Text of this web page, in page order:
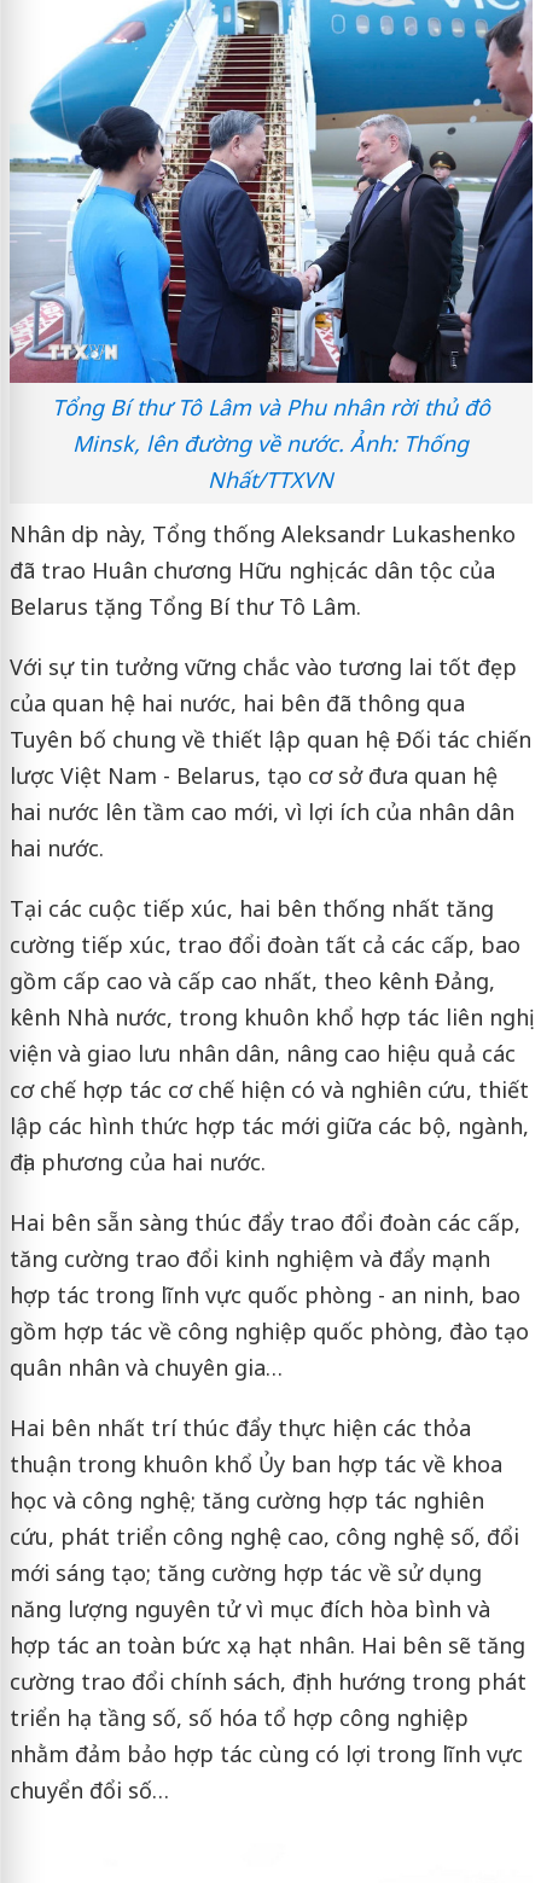
Tổng Bí thư Tô Lâm và Phu nhân rời thủ đô
Minsk, lên đường về nước. Ảnh: Thống
Nhất/TTXVN
Nhân dịp này, Tổng thống Aleksandr Lukashenko
đã trao Huân chương Hữu nghị các dân tộc của
Belarus tặng Tổng Bí thư Tô Lâm.
Với sự tin tưởng vững chắc vào tương lai tốt đẹp
của quan hệ hai nước, hai bên đã thông qua
Tuyên bố chung về thiết lập quan hệ Đối tác chiến
lược Việt Nam - Belarus, tạo cơ sở đưa quan hệ
hai nước lên tầm cao mới, vì lợi ích của nhân dân
hai nước.
Tại các cuộc tiếp xúc, hai bên thống nhất tăng
cường tiếp xúc, trao đổi đoàn tất cả các cấp, bao
gồm cấp cao và cấp cao nhất, theo kênh Đảng,
kênh Nhà nước, trong khuôn khổ hợp tác liên nghị
viện và giao lưu nhân dân, nâng cao hiệu quả các
cơ chế hợp tác cơ chế hiện có và nghiên cứu, thiết
lập các hình thức hợp tác mới giữa các bộ, ngành,
địa phương của hai nước.
Hai bên sẵn sàng thúc đẩy trao đổi đoàn các cấp,
tăng cường trao đổi kinh nghiệm và đẩy mạnh
hợp tác trong lĩnh vực quốc phòng - an ninh, bao
gồm hợp tác về công nghiệp quốc phòng, đào tạo
quân nhân và chuyên gia…
Hai bên nhất trí thúc đẩy thực hiện các thỏa
thuận trong khuôn khổ Ủy ban hợp tác về khoa
học và công nghệ; tăng cường hợp tác nghiên
cứu, phát triển công nghệ cao, công nghệ số, đổi
mới sáng tạo; tăng cường hợp tác về sử dụng
năng lượng nguyên tử vì mục đích hòa bình và
hợp tác an toàn bức xạ hạt nhân. Hai bên sẽ tăng
cường trao đổi chính sách, định hướng trong phát
triển hạ tầng số, số hóa tổ hợp công nghiệp
nhằm đảm bảo hợp tác cùng có lợi trong lĩnh vực
chuyển đổi số…